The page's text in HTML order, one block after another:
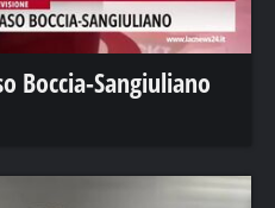
Boccia-Sangiuliano